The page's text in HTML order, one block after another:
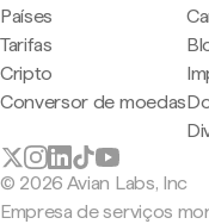
Países
Tarifas
Cripto
Conversor de moedas
© 2026 Avian Labs, Inc
Empresa de serviços